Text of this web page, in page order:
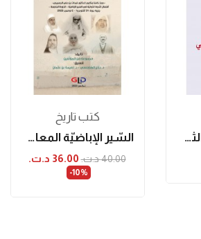
كتب تاريخ
السّير الإباضيّة المعاصرة: أعلام وأعمال
40.00 د.ت.‏ 36.00 د.ت.‏
‎-10%
الشيخ عبد العزيز الثعالبي مصلحا اجتماعيا: روح...